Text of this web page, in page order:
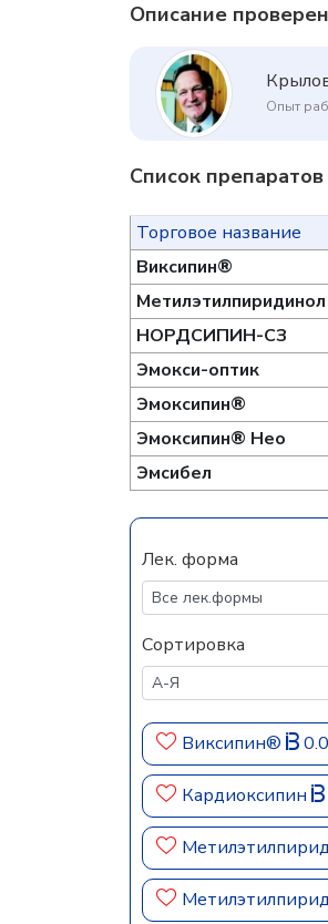
Описание
Опыт
Список
Торговое название
Виксипин®
Метилэтилпиридинол
НОРДСИПИН-СЗ
Эмокси-оптик
Эмоксипин®
Эмоксипин® Нео
Эмсибел
Лек. форма
Сортировка
Виксипин®
Кардиоксипин